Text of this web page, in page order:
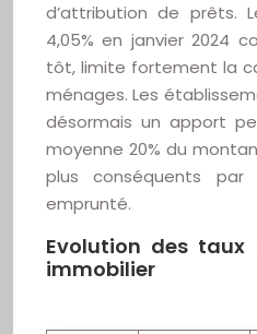
d’attribution de prêts.
4,05% en janvier 2024
tôt, limite fortement la
ménages. Les
désormais un apport
moyenne 20% du
plus conséquents
emprunté.
Evolution des
immobilier